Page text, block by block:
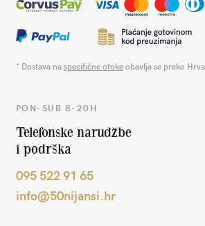
* Dostava naspecifične otokeobavlja se preko
PON-SUB 8-20H
Telefonske narudžbe
i podrška
095 522 91 65
info@50nijansi.hr